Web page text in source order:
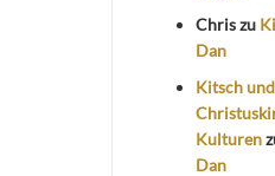
Chriszu
Dan
Kitsch
Kulturen
Dan